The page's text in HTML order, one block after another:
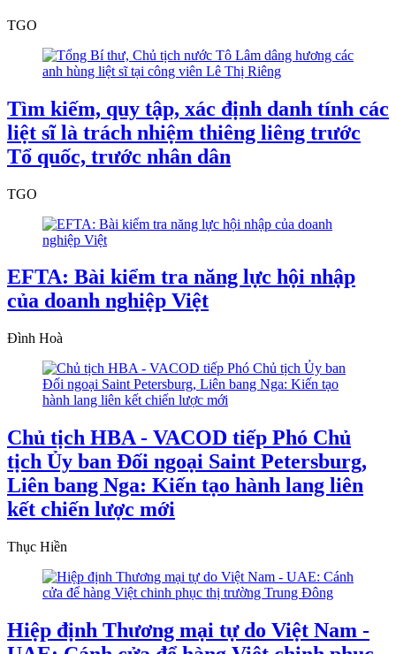
TGO
Tìm kiếm, quy tập, xác định danh tính các
liệt sĩ là trách nhiệm thiêng liêng trước
Tổ quốc, trước nhân dân
TGO
EFTA: Bài kiểm tra năng lực hội nhập
của doanh nghiệp Việt
Đình Hoà
Chủ tịch HBA - VACOD tiếp Phó Chủ
tịch Ủy ban Đối ngoại Saint Petersburg,
Liên bang Nga: Kiến tạo hành lang liên
kết chiến lược mới
Thục Hiền
Hiệp định Thương mại tự do Việt Nam -